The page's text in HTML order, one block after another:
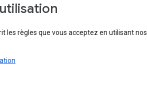
les règles que vous acceptez en utilisant nos